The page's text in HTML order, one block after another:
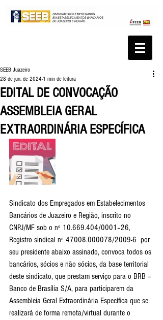
EDITAL DE CONVOCAÇÃO
ASSEMBLEIA GERAL
EXTRAORDINÁRIA ESPECÍFICA
SEEB Juazeiro
28 de jun. de 2024 1 min de leitura
Sindicato dos Empregados em Estabelecimentos
Bancários de Juazeiro e Região, inscrito no
CNPJ/MF sob o nº 10.669.404/0001–26,
Registro sindical nº 47008.000078/2009-6  por
seu presidente abaixo assinado, convoca todos os
bancários, sócios e não sócios, da base territorial
deste sindicato, que prestam serviço para o BRB –
Banco de Brasília S/A, para participarem da
Assembleia Geral Extraordinária Específica que se
realizará de forma remota/virtual durante o